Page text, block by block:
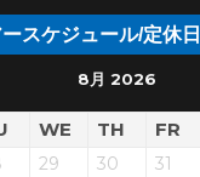
スケジュール/定休日
8月 2026
WE TH FR
29 30 31